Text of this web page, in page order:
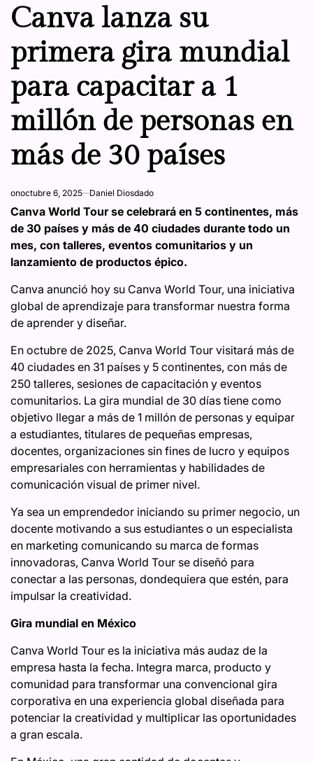
Canva lanza su
primera gira mundial
para capacitar a 1
millón de personas en
más de 30 países
onoctubre 6, 2025 Daniel Diosdado
Canva World Tour se celebrará en 5 continentes, más
de 30 países y más de 40 ciudades durante todo un
mes, con talleres, eventos comunitarios y un
lanzamiento de productos épico.
Canva anunció hoy su Canva World Tour, una iniciativa
global de aprendizaje para transformar nuestra forma
de aprender y diseñar.
En octubre de 2025, Canva World Tour visitará más de
40 ciudades en 31 países y 5 continentes, con más de
250 talleres, sesiones de capacitación y eventos
comunitarios. La gira mundial de 30 días tiene como
objetivo llegar a más de 1 millón de personas y equipar
a estudiantes, titulares de pequeñas empresas,
docentes, organizaciones sin fines de lucro y equipos
empresariales con herramientas y habilidades de
comunicación visual de primer nivel.
Ya sea un emprendedor iniciando su primer negocio, un
docente motivando a sus estudiantes o un especialista
en marketing comunicando su marca de formas
innovadoras, Canva World Tour se diseñó para
conectar a las personas, dondequiera que estén, para
impulsar la creatividad.
Gira mundial en México
Canva World Tour es la iniciativa más audaz de la
empresa hasta la fecha. Integra marca, producto y
comunidad para transformar una convencional gira
corporativa en una experiencia global diseñada para
potenciar la creatividad y multiplicar las oportunidades
a gran escala.